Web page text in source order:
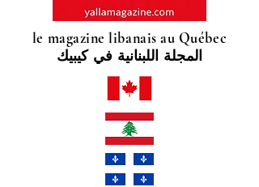
le magazine libanais au Québec
المجلة اللبنانية في كيبيك